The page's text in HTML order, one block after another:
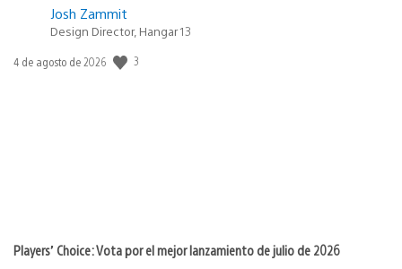
Josh Zammit
Design Director, Hangar 13
Fecha
4 de agosto de 2026 3
Players’ Choice: Vota por el mejor lanzamiento de julio de 2026